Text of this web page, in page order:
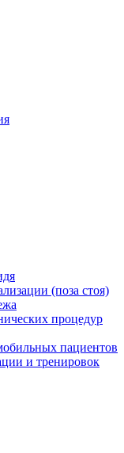
(поза стоя)
процедур
пациентов
и тренировок